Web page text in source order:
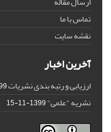
تماس با ما
نقشه سایت
آخرین اخبار
ارزیابی و رتبه بندی نشریات15
نشریه "علمی"1399-11-15